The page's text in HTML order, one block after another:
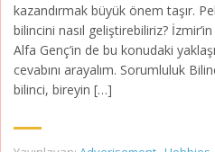
kazandırmak büyük önem taşır.
bilincini nasıl geliştirebiliriz?
Alfa Genç’in de bu konudaki
cevabını arayalım. Sorumluluk
bilinci, bireyin […]